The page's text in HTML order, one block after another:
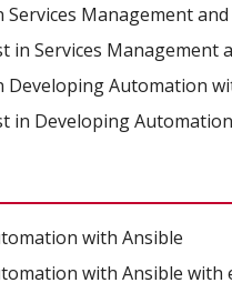
Services Management
in Services Management
Developing Automation
in Developing
with Ansible
with Ansible with